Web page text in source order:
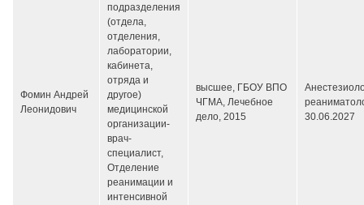
Фомин Андрей
Леонидович
подразделения
(отдела,
отделения,
лаборатории,
кабинета,
отряда и
другое)
медицинской
организации-
врач-
специалист,
Отделение
реанимации и
интенсивной
высшее, ГБОУ ВПО
ЧГМА, Лечебное
дело, 2015
30.06.2027